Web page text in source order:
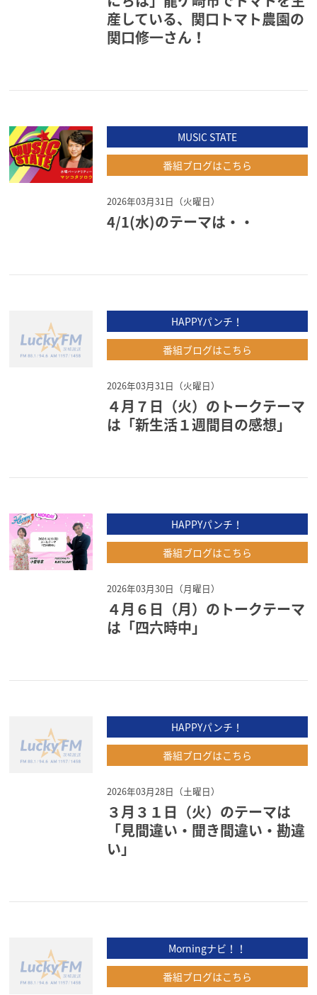
産している、関口トマト農園の
関口修一さん！
MUSIC STATE
番組ブログはこちら
2026年03月31日（火曜日）
4/1(水)のテーマは・・
HAPPYパンチ！
番組ブログはこちら
2026年03月31日（火曜日）
４月７日（火）のトークテーマ
は「新生活１週間目の感想」
HAPPYパンチ！
番組ブログはこちら
2026年03月30日（月曜日）
４月６日（月）のトークテーマ
は「四六時中」
HAPPYパンチ！
番組ブログはこちら
2026年03月28日（土曜日）
３月３１日（火）のテーマは
「見間違い・聞き間違い・勘違
い」
Morningナビ！！
番組ブログはこちら